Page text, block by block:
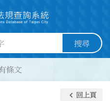
搜尋
條文
keyboard_arrow_left 回上頁